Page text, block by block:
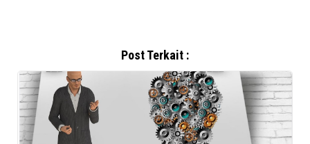
Post Terkait :